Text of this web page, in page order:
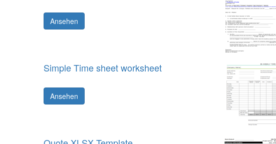
Ansehen
Simple Time sheet worksheet
Ansehen